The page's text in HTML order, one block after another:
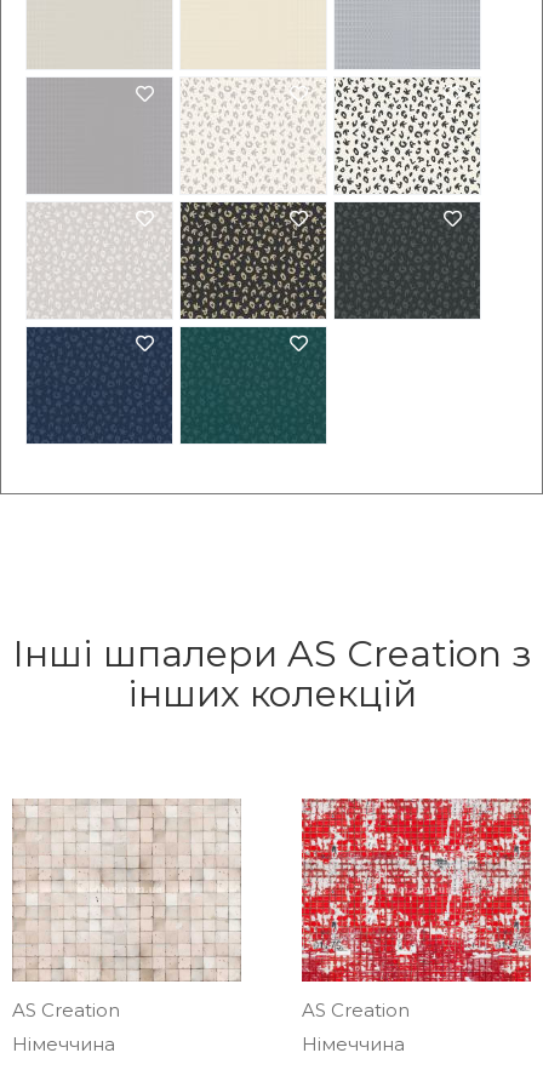
Інші шпалери AS Creation з
інших колекцій
AS Creation
Німеччина
AS Creation
Німеччина